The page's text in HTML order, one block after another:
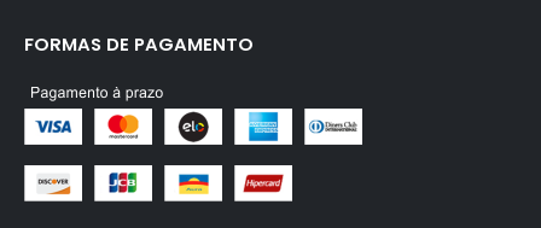
FORMAS DE PAGAMENTO